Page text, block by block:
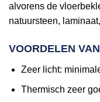
alvorens de
natuursteen,
VOORDELEN
Zeer licht:
Thermisch zeer